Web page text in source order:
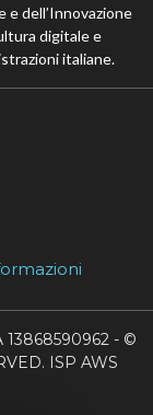
e dell’Innovazione
digitale e
italiane.
13868590962 - ©
ISP AWS